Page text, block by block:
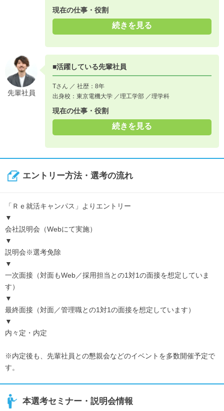
現在の仕事・役割
続きを見る
先輩社員
■活躍している先輩社員
Tさん ／ 社歴：8年
出身校：東京電機大学 ／理工学部 ／理学科
現在の仕事・役割
続きを見る
エントリー方法・選考の流れ
「Ｒｅ就活キャンパス」よりエントリー
▼
会社説明会（Webにて実施）
▼
説明会※選考免除
▼
一次面接（対面もWeb／採用担当との1対1の面接を想定していま
す）
▼
最終面接（対面／管理職との1対1の面接を想定しています）
▼
内々定・内定
※内定後も、先輩社員との懇親会などのイベントを多数開催予定で
す。
本選考セミナー・説明会情報